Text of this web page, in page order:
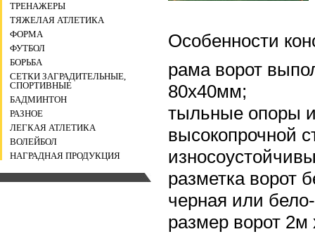
ТРЕНАЖЕРЫ
ТЯЖЕЛАЯ АТЛЕТИКА
ФОРМА
ФУТБОЛ
БОРЬБА
СЕТКИ ЗАГРАДИТЕЛЬНЫЕ,
СПОРТИВНЫЕ
БАДМИНТОН
РАЗНОЕ
ЛЕГКАЯ АТЛЕТИКА
ВОЛЕЙБОЛ
НАГРАДНАЯ ПРОДУКЦИЯ
Особенности
рама ворот
80х40мм;
тыльные опоры
высокопрочной
разметка ворот
черная или
размер ворот 2м